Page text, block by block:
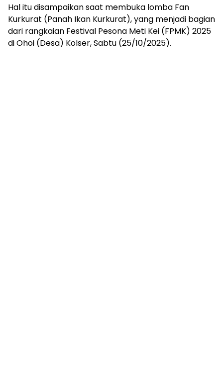
Hal itu disampaikan saat membuka lomba Fan
Kurkurat (Panah Ikan Kurkurat), yang menjadi bagian
dari rangkaian Festival Pesona Meti Kei (FPMK) 2025
di Ohoi (Desa) Kolser, Sabtu (25/10/2025).